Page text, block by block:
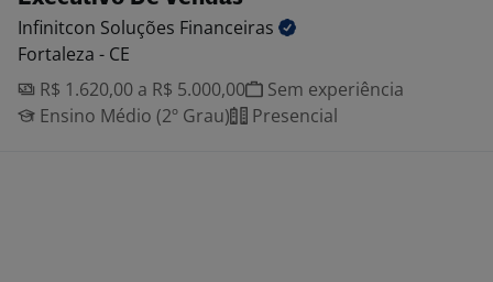
Infinitcon Soluções Financeiras
Fortaleza - CE
R$ 1.620,00 a R$ 5.000,00
Sem experiência
Ensino Médio (2º Grau)
Presencial